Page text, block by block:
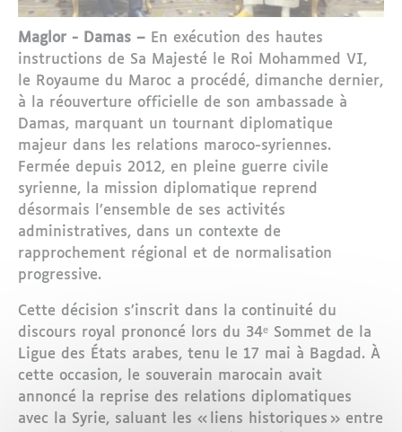
Maglor - Damas – En exécution des hautes
instructions de Sa Majesté le Roi Mohammed VI,
le Royaume du Maroc a procédé, dimanche dernier,
à la réouverture officielle de son ambassade à
Damas, marquant un tournant diplomatique
majeur dans les relations maroco-syriennes.
Fermée depuis 2012, en pleine guerre civile
syrienne, la mission diplomatique reprend
désormais l’ensemble de ses activités
administratives, dans un contexte de
rapprochement régional et de normalisation
progressive.
Cette décision s’inscrit dans la continuité du
discours royal prononcé lors du 34ᵉ Sommet de la
Ligue des États arabes, tenu le 17 mai à Bagdad. À
cette occasion, le souverain marocain avait
annoncé la reprise des relations diplomatiques
avec la Syrie, saluant les « liens historiques » entre